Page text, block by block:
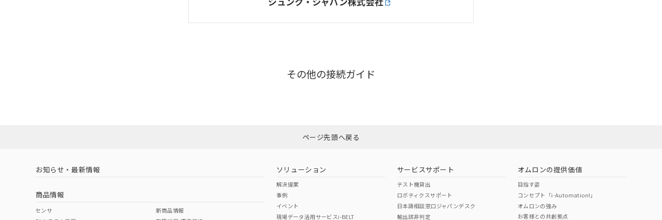
その他の接続ガイド
ページ先頭へ戻る
お知らせ・最新情報
商品情報
センサ
新商品情報
ソリューション
解決提案
事例
イベント
現場データ活用サービスi-BELT
サービスサポート
テスト機貸出
ロボティクスサポート
日本語相談窓口ジャパンデスク
輸出該非判定
オムロンの提供価値
目指す姿
コンセプト「i-Automation!」
オムロンの強み
お客様との共創拠点